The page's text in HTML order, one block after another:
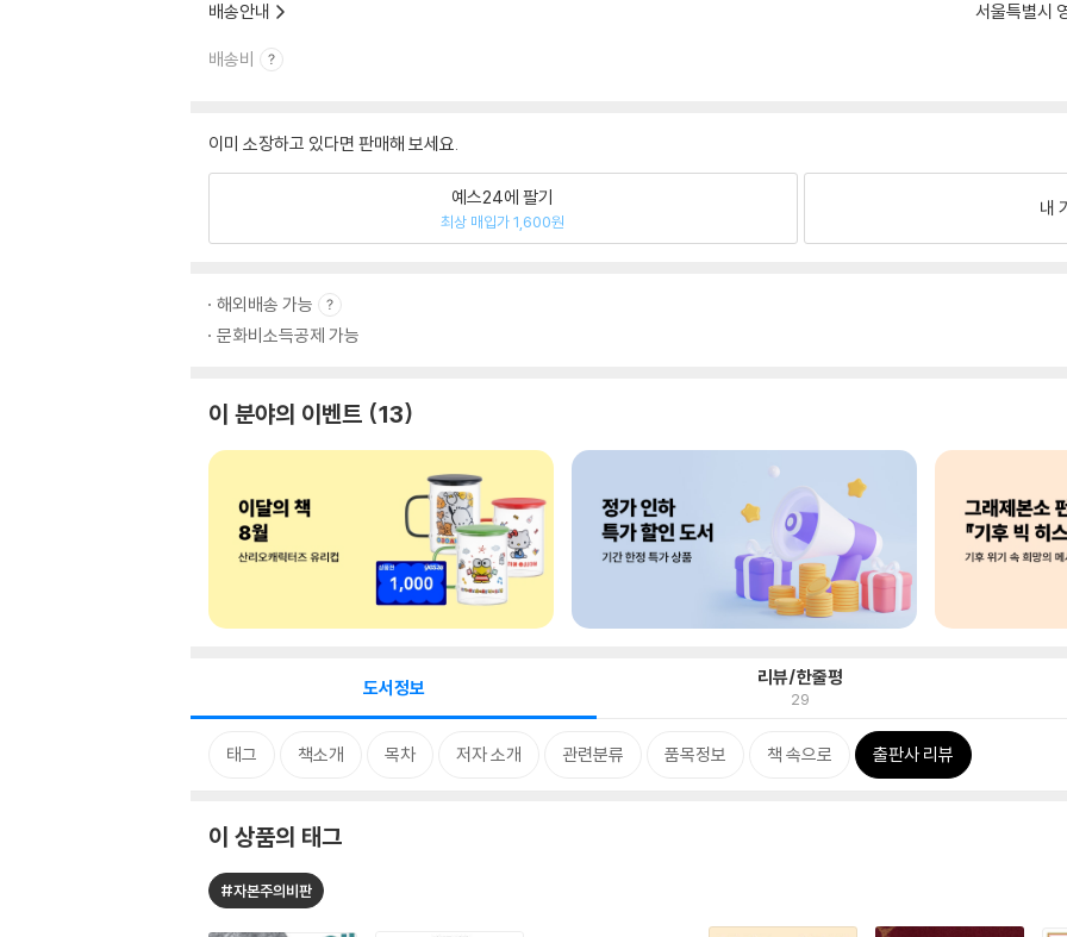
배송안내 서울특별시
배송비
이미 소장하고 있다면 판매해 보세요.
예스24에 팔기
최상 매입가 1,600원
내
해외배송 가능
문화비소득공제 가능
이 분야의 이벤트 13
도서정보 리뷰/한줄평
29
태그 책소개 목차 저자 소개 관련분류 품목정보 책 속으로 출판사 리뷰
이 상품의 태그
#자본주의비판